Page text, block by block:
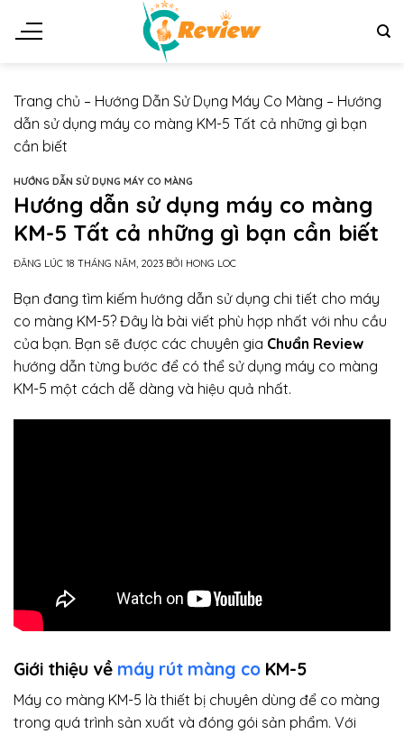
đến
Trang chủ – Hướng Dẫn Sử Dụng Máy Co Màng – Hướng
dẫn sử dụng máy co màng KM-5 Tất cả những gì bạn
cần biết
HƯỚNG DẪN SỬ DỤNG MÁY CO MÀNG
Hướng dẫn sử dụng máy co màng
KM-5 Tất cả những gì bạn cần biết
ĐĂNG LÚC 18 THÁNG NĂM, 2023 BỞI HONG LOC
Bạn đang tìm kiếm hướng dẫn sử dụng chi tiết cho máy
co màng KM-5? Đây là bài viết phù hợp nhất với nhu cầu
của bạn. Bạn sẽ được các chuyên gia Chuẩn Review
hướng dẫn từng bước để có thể sử dụng máy co màng
KM-5 một cách dễ dàng và hiệu quả nhất.
Giới thiệu về máy rút màng co KM-5
Máy co màng KM-5 là thiết bị chuyên dùng để co màng
trong quá trình sản xuất và đóng gói sản phẩm. Với